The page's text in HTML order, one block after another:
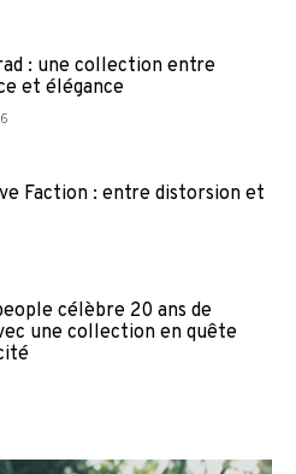
: une collection entre
et élégance
Faction : entre distorsion et
célèbre 20 ans de
une collection en quête